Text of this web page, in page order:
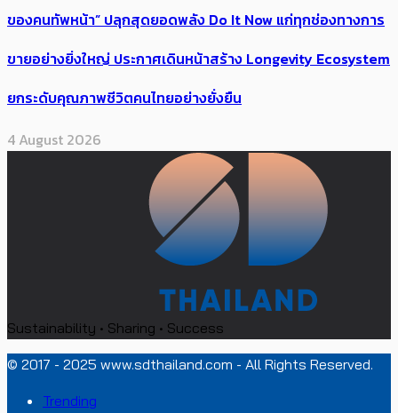
ของคนทัพหน้า” ปลุกสุดยอดพลัง Do It Now แก่ทุกช่องทางการ
ขายอย่างยิ่งใหญ่ ประกาศเดินหน้าสร้าง Longevity Ecosystem
ยกระดับคุณภาพชีวิตคนไทยอย่างยั่งยืน
4 August 2026
Sustainability • Sharing • Success
© 2017 - 2025 www.sdthailand.com - All Rights Reserved.
Trending